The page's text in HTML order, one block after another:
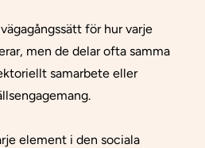
för hur varje
men de delar ofta samma
samarbete eller
element i den sociala